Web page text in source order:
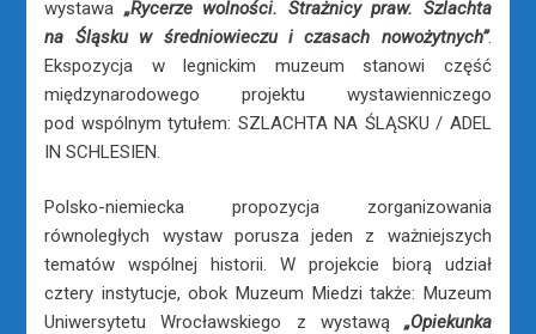
wystawa „Rycerze wolności. Strażnicy praw. Szlachta
na Śląsku w średniowieczu i czasach nowożytnych”.
Ekspozycja w legnickim muzeum stanowi część
międzynarodowego projektu wystawienniczego
pod wspólnym tytułem: SZLACHTA NA ŚLĄSKU / ADEL
IN SCHLESIEN.
Polsko-niemiecka propozycja zorganizowania
równoległych wystaw porusza jeden z ważniejszych
tematów wspólnej historii. W projekcie biorą udział
cztery instytucje, obok Muzeum Miedzi także: Muzeum
Uniwersytetu Wrocławskiego z wystawą „Opiekunka